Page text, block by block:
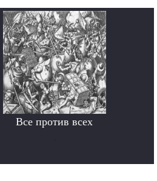
Все против всех